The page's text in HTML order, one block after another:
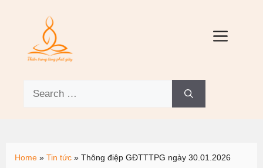
Home » Tin tức » Thông điệp GĐTTTPG ngày 30.01.2026